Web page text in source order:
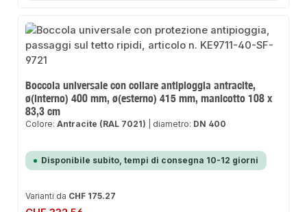
Boccola universale con collare antipioggia antracite,
ø(interno) 400 mm, ø(esterno) 415 mm, manicotto 108 x
83,3 cm
Colore:Antracite (RAL 7021) diametro: DN 400
Disponibile subito, tempi di consegna 10-12 giorni
Varianti da CHF 175.27
Prezzo normale: